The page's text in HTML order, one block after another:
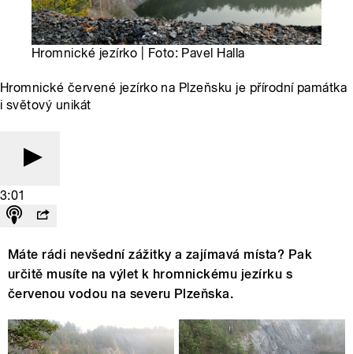
Hromnické jezírko | Foto: Pavel Halla
Hromnické červené jezírko na Plzeňsku je přírodní památka
i světový unikát
3:01
Máte rádi nevšední zážitky a zajímavá místa? Pak
určitě musíte na výlet k hromnickému jezírku s
červenou vodou na severu Plzeňska.